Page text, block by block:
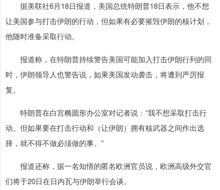
据美联社6月18日报道，美国总统特朗普18日表示，他不想
让美国参与打击伊朗的行动，但如果有必要摧毁伊朗的核计划，
他随时准备采取行动。
报道称，在特朗普持续警告美国可能加入打击伊朗行列的同
时，伊朗领导人也警告说，如果美国发动袭击，将遭到严厉报
复。
特朗普在白宫椭圆形办公室对记者说：“我不想采取打击行
动。但如果要在打击行动和（让伊朗）拥有核武器之间作出选
择，就不得不做必须做的事。”
报道还称，据一名知情的匿名欧洲官员说，欧洲高级外交官
们将于20日在日内瓦与伊朗举行会谈。